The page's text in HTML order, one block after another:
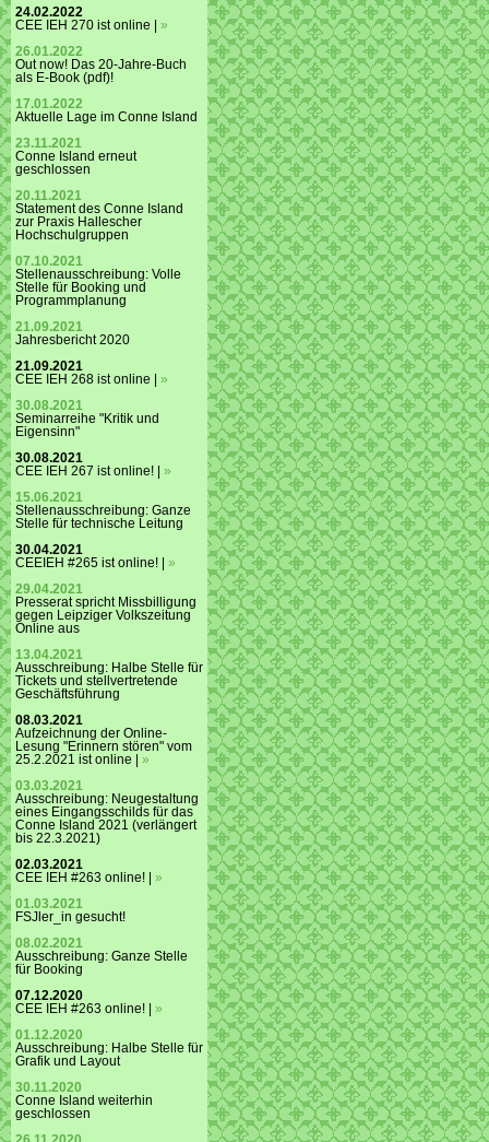
24.02.2022
CEE IEH 270 ist online | »
26.01.2022
Out now! Das 20-Jahre-Buch
als E-Book (pdf)!
17.01.2022
Aktuelle Lage im Conne Island
23.11.2021
Conne Island erneut
geschlossen
20.11.2021
Statement des Conne Island
zur Praxis Hallescher
Hochschulgruppen
07.10.2021
Stellenausschreibung: Volle
Stelle für Booking und
Programmplanung
21.09.2021
Jahresbericht 2020
21.09.2021
CEE IEH 268 ist online | »
30.08.2021
Seminarreihe "Kritik und
Eigensinn"
30.08.2021
CEE IEH 267 ist online! | »
15.06.2021
Stellenausschreibung: Ganze
Stelle für technische Leitung
30.04.2021
CEEIEH #265 ist online! | »
29.04.2021
Presserat spricht Missbilligung
gegen Leipziger Volkszeitung
Online aus
13.04.2021
Ausschreibung: Halbe Stelle für
Tickets und stellvertretende
Geschäftsführung
08.03.2021
Aufzeichnung der Online-
Lesung "Erinnern stören" vom
25.2.2021 ist online | »
03.03.2021
Ausschreibung: Neugestaltung
eines Eingangsschilds für das
Conne Island 2021 (verlängert
bis 22.3.2021)
02.03.2021
CEE IEH #263 online! | »
01.03.2021
FSJler_in gesucht!
08.02.2021
Ausschreibung: Ganze Stelle
für Booking
07.12.2020
CEE IEH #263 online! | »
01.12.2020
Ausschreibung: Halbe Stelle für
Grafik und Layout
30.11.2020
Conne Island weiterhin
geschlossen